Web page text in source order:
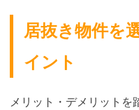
居抜き物件を
イント
メリット・デメリットを